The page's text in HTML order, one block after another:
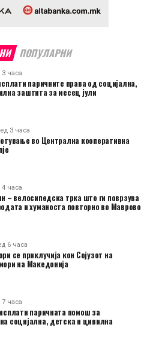
ПОПУЛАРНИ
3 часа
паричните права од социјална,
заштита за месец јули
3 часа
во Централна кооперативна
4 часа
– велосипедска трка што ги поврзува
и хуманоста повторно во Маврово
6 часа
се приклучија кон Сојузот на
на Македонија
7 часа
паричната помош за
социјална, детска и цивилна